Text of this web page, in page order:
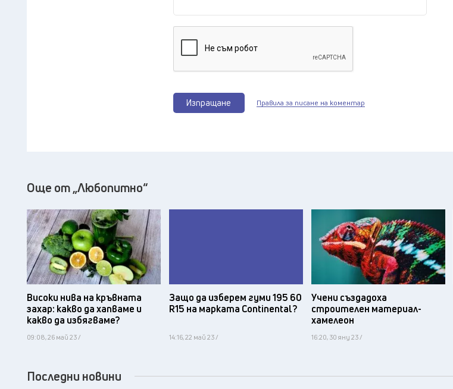
Изпращане Правила за писане на коментар
Още от „Любопитно“
Високи нива на кръвната
захар: какво да хапваме и
какво да избягваме?
09:08, 26 май 23 /
Защо да изберем гуми 195 60
R15 на марката Continental?
14:16, 22 май 23 /
Учени създадоха
строителен материал-
хамелеон
16:20, 30 яну 23 /
Последни новини